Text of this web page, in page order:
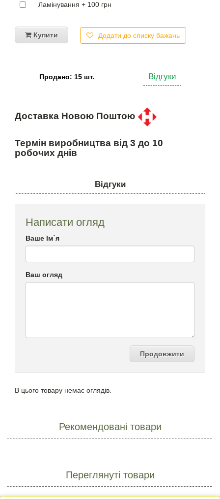
Ламінування + 100 грн
Купити Додати до списку бажань
Продано: 15 шт. Відгуки
Доставка Новою Поштою
Термін виробництва від 3 до 10
робочих днів
Відгуки
Написати огляд
Ваше Ім`я
Ваш огляд
Продовжити
В цього товару немає оглядів.
Рекомендовані товари
Переглянуті товари